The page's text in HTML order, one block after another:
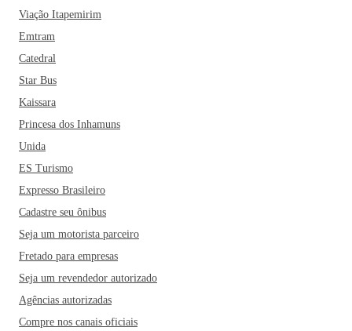
Viação Itapemirim
Emtram
Catedral
Star Bus
Kaissara
Princesa dos Inhamuns
Unida
ES Turismo
Expresso Brasileiro
Cadastre seu ônibus
Seja um motorista parceiro
Fretado para empresas
Seja um revendedor autorizado
Agências autorizadas
Compre nos canais oficiais